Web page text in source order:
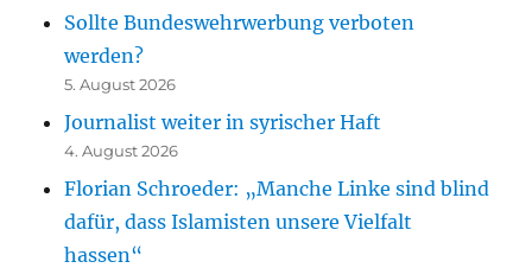
Sollte Bundeswehrwerbung verboten
werden?
5. August 2026
Journalist weiter in syrischer Haft
4. August 2026
Florian Schroeder: „Manche Linke sind blind
dafür, dass Islamisten unsere Vielfalt
hassen“